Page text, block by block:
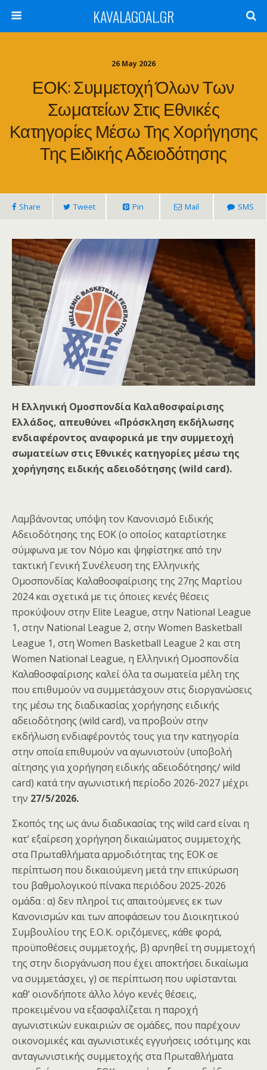
KAVALAGOAL.GR
26 May 2026
ΕΟΚ: Συμμετοχή Όλων Των
Σωματείων Στις Εθνικές
Κατηγορίες Μέσω Της Χορήγησης
Της Ειδικής Αδειοδότησης
Share Tweet Pin Mail SMS
Η Ελληνική Ομοσπονδία Καλαθοσφαίρισης
Ελλάδος, απευθύνει «Πρόσκληση εκδήλωσης
ενδιαφέροντος αναφορικά με την συμμετοχή
σωματείων στις Εθνικές κατηγορίες μέσω της
χορήγησης ειδικής αδειοδότησης (wild card).
Λαμβάνοντας υπόψη τον Κανονισμό Ειδικής
Αδειοδότησης της ΕΟΚ (ο οποίος καταρτίστηκε
σύμφωνα µε τον Νόμο και ψηφίστηκε από την
τακτική Γενική Συνέλευση της Ελληνικής
Ομοσπονδίας Καλαθοσφαίρισης της 27ης Μαρτίου
2024 και σχετικά με τις όποιες κενές θέσεις
προκύψουν στην Elite League, στην National League
1, στην National League 2, στην Women Basketball
League 1, στη Women Basketball League 2 και στη
Women National League, η Ελληνική Ομοσπονδία
Καλαθοσφαίρισης καλεί όλα τα σωματεία μέλη της
που επιθυμούν να συμμετάσχουν στις διοργανώσεις
της μέσω της διαδικασίας χορήγησης ειδικής
αδειοδότησης (wild card), να προβούν στην
εκδήλωση ενδιαφέροντός τους για την κατηγορία
στην οποία επιθυμούν να αγωνιστούν (υποβολή
αίτησης για χορήγηση ειδικής αδειοδότησης/ wild
card) κατά την αγωνιστική περίοδο 2026-2027 μέχρι
την 27/5/2026.
Σκοπός της ως άνω διαδικασίας της wild card είναι η
κατ’ εξαίρεση χορήγηση δικαιώματος συμμετοχής
στα Πρωταθλήματα αρμοδιότητας της ΕΟΚ σε
περίπτωση που δικαιούμενη μετά την επικύρωση
του βαθμολογικού πίνακα περιόδου 2025-2026
ομάδα : α) δεν πληροί τις απαιτούμενες εκ των
Κανονισμών και των αποφάσεων του Διοικητικού
Συμβουλίου της Ε.Ο.Κ. οριζόμενες, κάθε φορά,
προϋποθέσεις συμμετοχής, β) αρνηθεί τη συμμετοχή
της στην διοργάνωση που έχει αποκτήσει δικαίωμα
να συμμετάσχει, γ) σε περίπτωση που υφίστανται
καθ’ οιονδήποτε άλλο λόγο κενές θέσεις,
προκειμένου να εξασφαλίζεται η παροχή
αγωνιστικών ευκαιριών σε ομάδες, που παρέχουν
οικονομικές και αγωνιστικές εγγυήσεις ισότιμης και
ανταγωνιστικής συμμετοχής στα Πρωταθλήματα